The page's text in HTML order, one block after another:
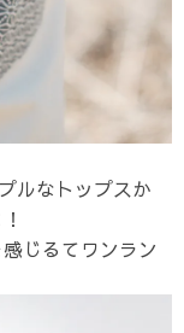
ルなトップスか
じるてワンラン